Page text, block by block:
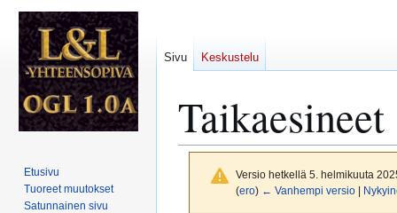
Taikaesineet
Versio hetkellä 5. helmikuuta
(ero) ← Vanhempi versio|
Sivu Keskustelu
Etusivu
Tuoreet muutokset
Satunnainen sivu